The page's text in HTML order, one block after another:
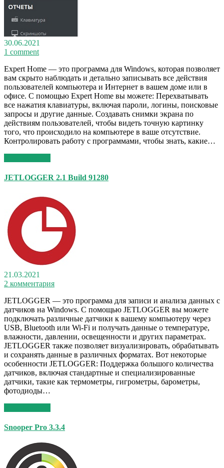
30.06.2021
1 comment
Expert Home — это программа для Windows, которая позволяет
вам скрыто наблюдать и детально записывать все действия
пользователей компьютера и Интернет в вашем доме или в
офисе. С помощью Expert Home вы можете: Перехватывать
все нажатия клавиатуры, включая пароли, логины, поисковые
запросы и другие данные. Создавать снимки экрана по
действиям пользователей, чтобы видеть точную картинку
того, что происходило на компьютере в ваше отсутствие.
Контролировать работу с программами, чтобы знать, какие…
JETLOGGER 2.1 Build 91280
21.03.2021
2 комментария
JETLOGGER — это программа для записи и анализа данных с
датчиков на Windows. С помощью JETLOGGER вы можете
подключать различные датчики к вашему компьютеру через
USB, Bluetooth или Wi-Fi и получать данные о температуре,
влажности, давлении, освещенности и других параметрах.
JETLOGGER также позволяет визуализировать, обрабатывать
и сохранять данные в различных форматах. Вот некоторые
особенности JETLOGGER: Поддержка большого количества
датчиков, включая стандартные и специализированные
датчики, такие как термометры, гигрометры, барометры,
фотодиоды…
Snooper Pro 3.3.4